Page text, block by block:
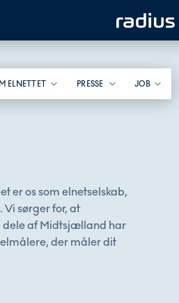
ELNETTET PRESSE JOB
er os som elnetselskab,
sørger for, at
dele af Midtsjælland har
der måler dit